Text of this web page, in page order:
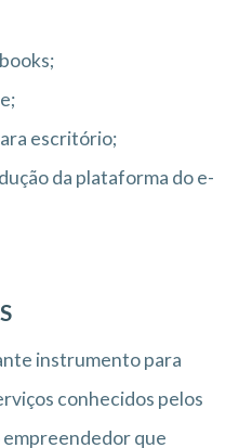
escritório;
da plataforma do e-
instrumento para
conhecidos pelos
que